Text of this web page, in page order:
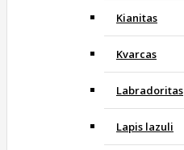
Kianitas
Kvarcas
Labradoritas
Lapis lazuli